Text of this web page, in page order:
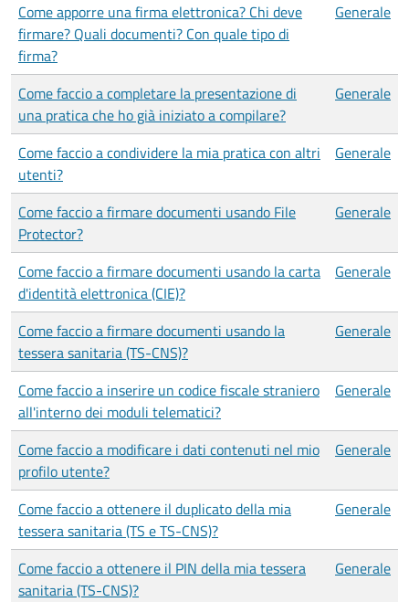
Come apporre una firma elettronica? Chi deve
firmare? Quali documenti? Con quale tipo di
firma?
Generale
Come faccio a completare la presentazione di
una pratica che ho già iniziato a compilare?
Generale
Come faccio a condividere la mia pratica con altri
utenti?
Generale
Come faccio a firmare documenti usando File
Protector?
Generale
Come faccio a firmare documenti usando la carta
d'identità elettronica (CIE)?
Generale
Come faccio a firmare documenti usando la
tessera sanitaria (TS-CNS)?
Generale
Come faccio a inserire un codice fiscale straniero
all'interno dei moduli telematici?
Generale
Come faccio a modificare i dati contenuti nel mio
profilo utente?
Generale
Come faccio a ottenere il duplicato della mia
tessera sanitaria (TS e TS-CNS)?
Generale
Come faccio a ottenere il PIN della mia tessera
sanitaria (TS-CNS)?
Generale